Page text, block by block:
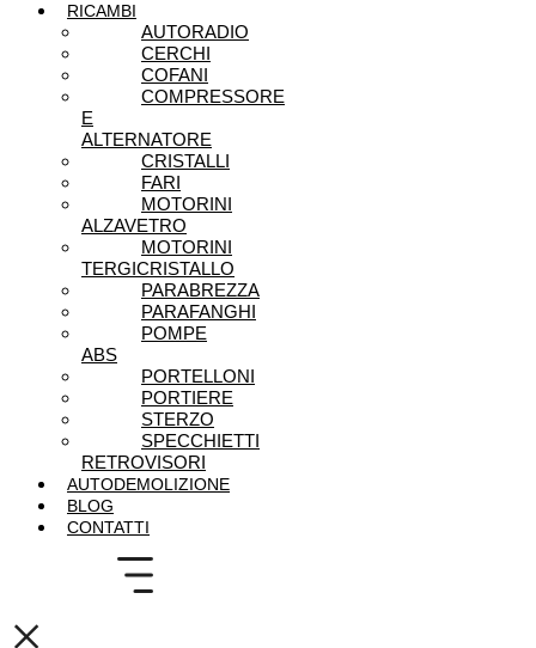
RICAMBI
AUTORADIO
CERCHI
COFANI
COMPRESSORE
E
ALTERNATORE
CRISTALLI
FARI
MOTORINI
ALZAVETRO
MOTORINI
TERGICRISTALLO
PARABREZZA
PARAFANGHI
POMPE
ABS
PORTELLONI
PORTIERE
STERZO
SPECCHIETTI
RETROVISORI
AUTODEMOLIZIONE
BLOG
CONTATTI